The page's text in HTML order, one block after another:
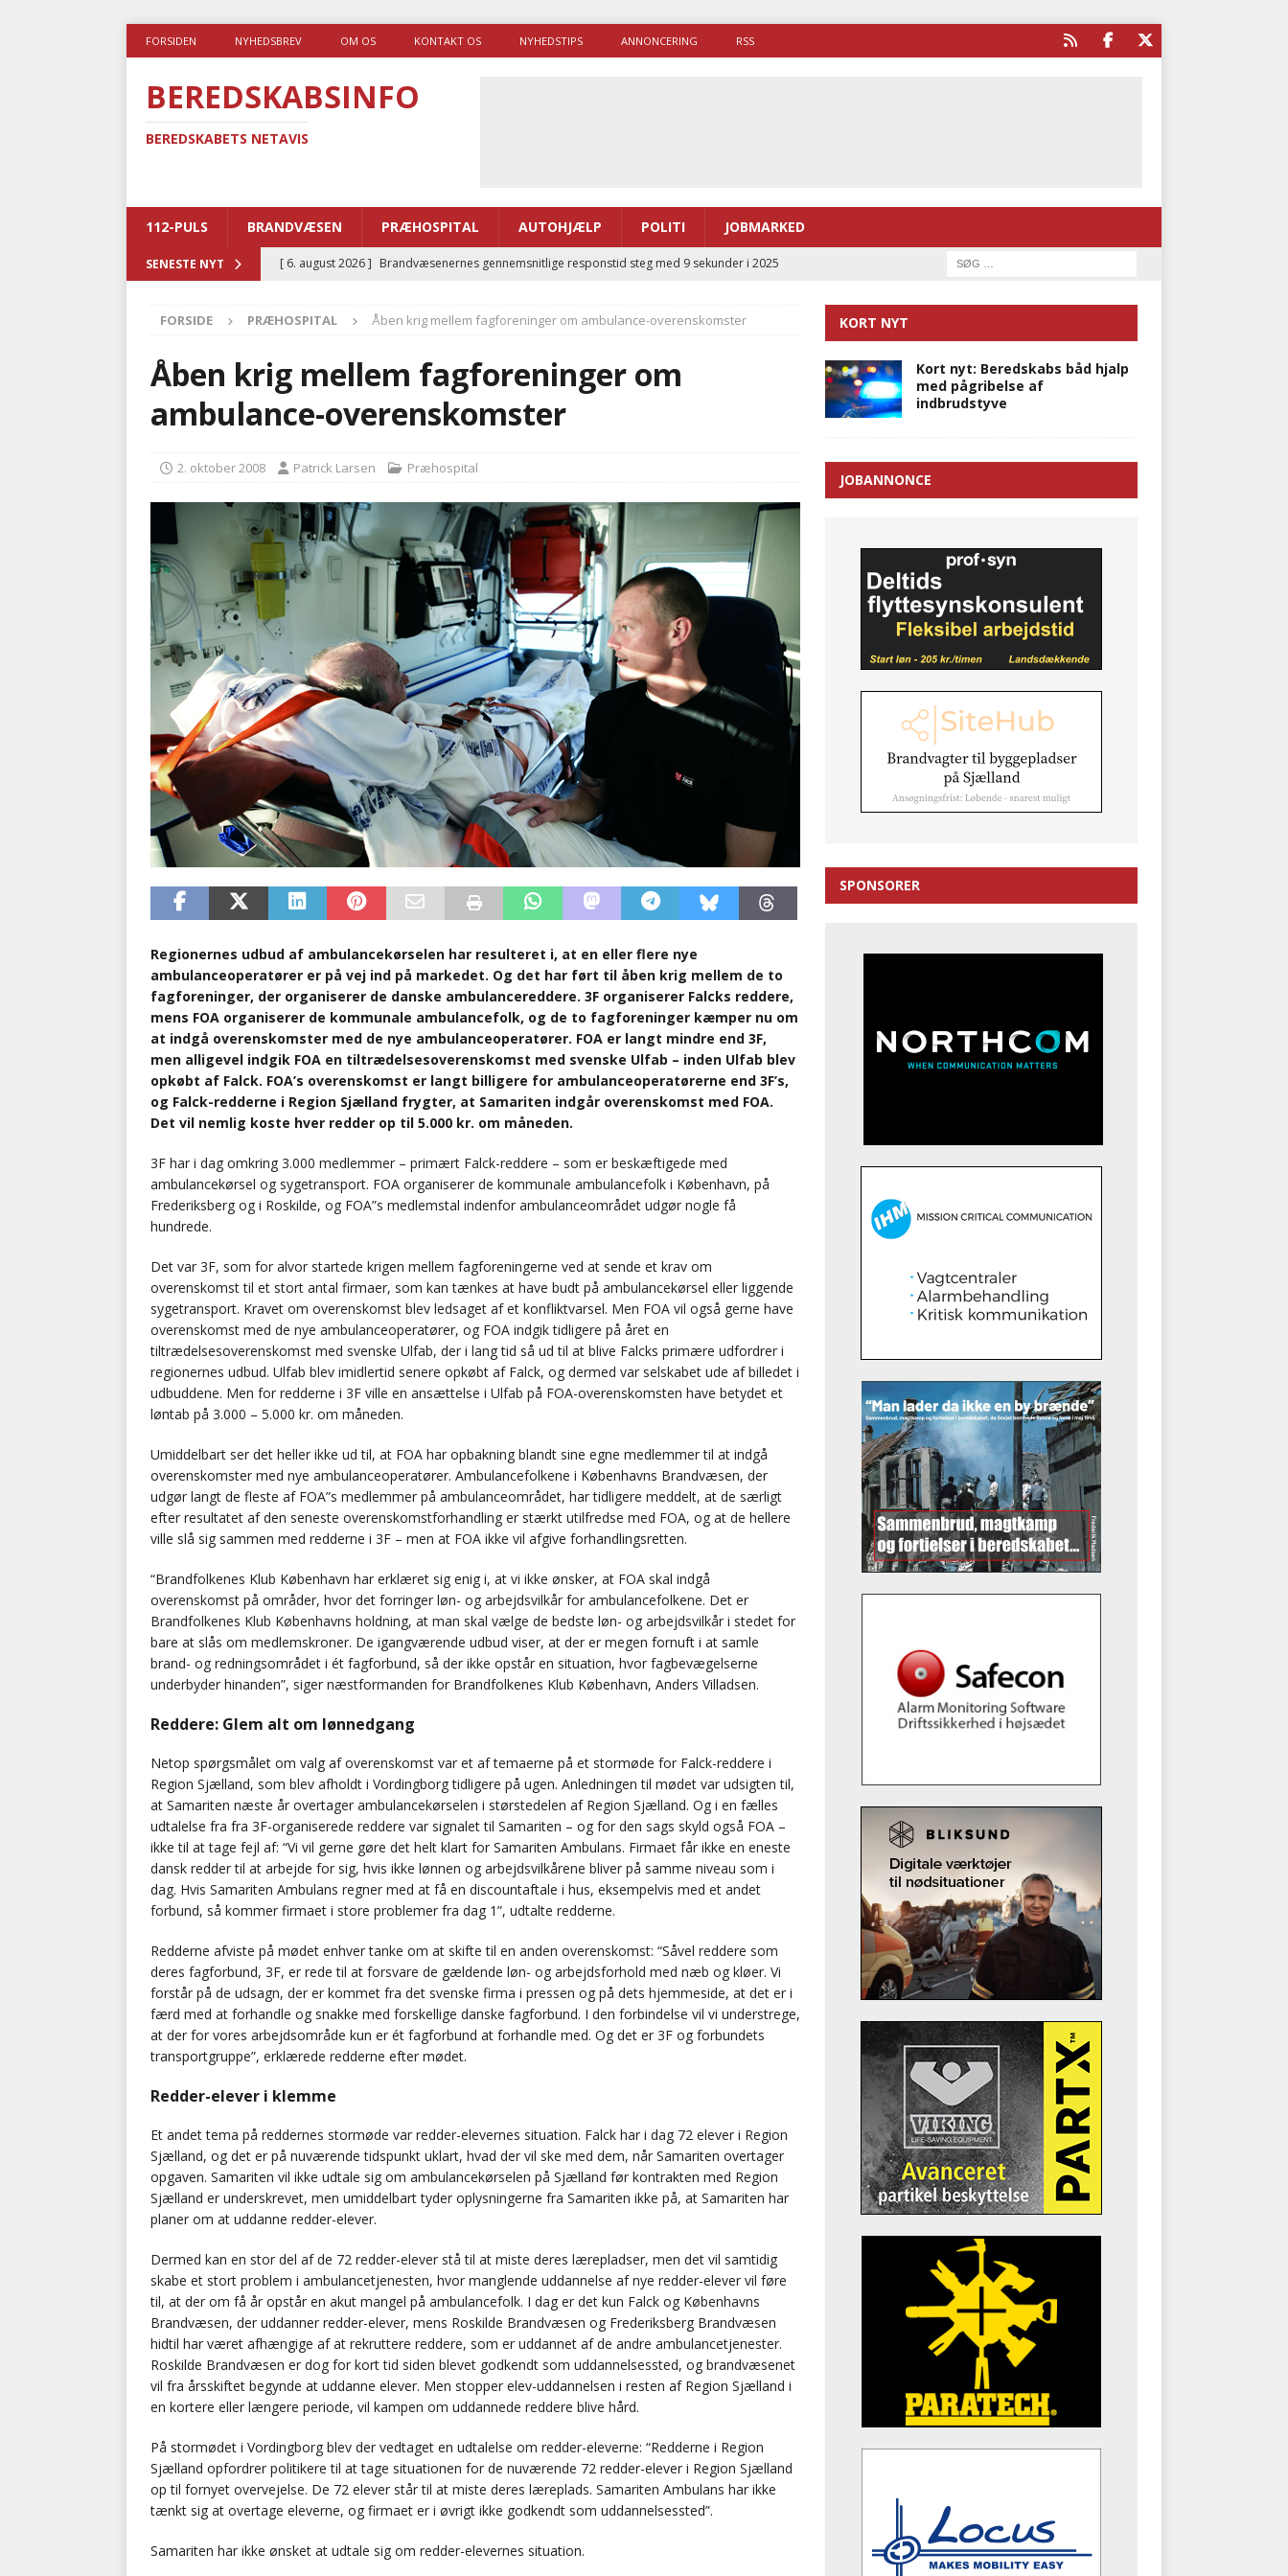
FORSIDEN NYHEDSBREV OM OS KONTAKT OS NYHEDSTIPS ANNONCERING RSS
BEREDSKABSINFO
BEREDSKABETS NETAVIS
112-PULS BRANDVÆSEN PRÆHOSPITAL AUTOHJÆLP POLITI JOBMARKED
SENESTE NYT [ 6. august 2026 ] Brandvæsenernes gennemsnitlige responstid steg med 9 sekunder i 2025
[ 5. august 2026 ] Advarer: Udløb af sygetransporttilladelser kan sende 400.000 kørsler over
i det offentlige
PRÆHOSPITAL
[ 5. august 2026 ]
Ny ambulance og el-sygetransportvogn til Samsø
[ 4. august 2026 ] Brandvæsenerne brugte lidt længere tid på at komme af sted i 2025
BRANDVÆSEN
nødsporet
FORSIDE PRÆHOSPITAL Åben krig mellem fagforeninger om ambulance-overenskomster
Åben krig mellem fagforeninger om
ambulance-overenskomster
2. oktober 2008 Patrick Larsen Præhospital
Regionernes udbud af ambulancekørselen har resulteret i, at en eller flere nye
ambulanceoperatører er på vej ind på markedet. Og det har ført til åben krig mellem de to
fagforeninger, der organiserer de danske ambulancereddere. 3F organiserer Falcks reddere,
mens FOA organiserer de kommunale ambulancefolk, og de to fagforeninger kæmper nu om
at indgå overenskomster med de nye ambulanceoperatører. FOA er langt mindre end 3F,
men alligevel indgik FOA en tiltrædelsesoverenskomst med svenske Ulfab – inden Ulfab blev
opkøbt af Falck. FOA’s overenskomst er langt billigere for ambulanceoperatørerne end 3F’s,
og Falck-redderne i Region Sjælland frygter, at Samariten indgår overenskomst med FOA.
Det vil nemlig koste hver redder op til 5.000 kr. om måneden.
3F har i dag omkring 3.000 medlemmer – primært Falck-reddere – som er beskæftigede med
ambulancekørsel og sygetransport. FOA organiserer de kommunale ambulancefolk i København, på
Frederiksberg og i Roskilde, og FOA”s medlemstal indenfor ambulanceområdet udgør nogle få
hundrede.
Det var 3F, som for alvor startede krigen mellem fagforeningerne ved at sende et krav om
overenskomst til et stort antal firmaer, som kan tænkes at have budt på ambulancekørsel eller liggende
sygetransport. Kravet om overenskomst blev ledsaget af et konfliktvarsel. Men FOA vil også gerne have
overenskomst med de nye ambulanceoperatører, og FOA indgik tidligere på året en
tiltrædelsesoverenskomst med svenske Ulfab, der i lang tid så ud til at blive Falcks primære udfordrer i
regionernes udbud. Ulfab blev imidlertid senere opkøbt af Falck, og dermed var selskabet ude af billedet i
udbuddene. Men for redderne i 3F ville en ansættelse i Ulfab på FOA-overenskomsten have betydet et
løntab på 3.000 – 5.000 kr. om måneden.
Umiddelbart ser det heller ikke ud til, at FOA har opbakning blandt sine egne medlemmer til at indgå
overenskomster med nye ambulanceoperatører. Ambulancefolkene i Københavns Brandvæsen, der
udgør langt de fleste af FOA”s medlemmer på ambulanceområdet, har tidligere meddelt, at de særligt
efter resultatet af den seneste overenskomstforhandling er stærkt utilfredse med FOA, og at de hellere
ville slå sig sammen med redderne i 3F – men at FOA ikke vil afgive forhandlingsretten.
“Brandfolkenes Klub København har erklæret sig enig i, at vi ikke ønsker, at FOA skal indgå
overenskomst på områder, hvor det forringer løn- og arbejdsvilkår for ambulancefolkene. Det er
Brandfolkenes Klub Københavns holdning, at man skal vælge de bedste løn- og arbejdsvilkår i stedet for
bare at slås om medlemskroner. De igangværende udbud viser, at der er megen fornuft i at samle
brand- og redningsområdet i ét fagforbund, så der ikke opstår en situation, hvor fagbevægelserne
underbyder hinanden”, siger næstformanden for Brandfolkenes Klub København, Anders Villadsen.
Reddere: Glem alt om lønnedgang
Netop spørgsmålet om valg af overenskomst var et af temaerne på et stormøde for Falck-reddere i
Region Sjælland, som blev afholdt i Vordingborg tidligere på ugen. Anledningen til mødet var udsigten til,
at Samariten næste år overtager ambulancekørselen i størstedelen af Region Sjælland. Og i en fælles
udtalelse fra fra 3F-organiserede reddere var signalet til Samariten – og for den sags skyld også FOA –
ikke til at tage fejl af: “Vi vil gerne gøre det helt klart for Samariten Ambulans. Firmaet får ikke en eneste
dansk redder til at arbejde for sig, hvis ikke lønnen og arbejdsvilkårene bliver på samme niveau som i
dag. Hvis Samariten Ambulans regner med at få en discountaftale i hus, eksempelvis med et andet
forbund, så kommer firmaet i store problemer fra dag 1”, udtalte redderne.
Redderne afviste på mødet enhver tanke om at skifte til en anden overenskomst: “Såvel reddere som
deres fagforbund, 3F, er rede til at forsvare de gældende løn- og arbejdsforhold med næb og kløer. Vi
forstår på de udsagn, der er kommet fra det svenske firma i pressen og på dets hjemmeside, at det er i
færd med at forhandle og snakke med forskellige danske fagforbund. I den forbindelse vil vi understrege,
at der for vores arbejdsområde kun er ét fagforbund at forhandle med. Og det er 3F og forbundets
transportgruppe”, erklærede redderne efter mødet.
Redder-elever i klemme
Et andet tema på reddernes stormøde var redder-elevernes situation. Falck har i dag 72 elever i Region
Sjælland, og det er på nuværende tidspunkt uklart, hvad der vil ske med dem, når Samariten overtager
opgaven. Samariten vil ikke udtale sig om ambulancekørselen på Sjælland før kontrakten med Region
Sjælland er underskrevet, men umiddelbart tyder oplysningerne fra Samariten ikke på, at Samariten har
planer om at uddanne redder-elever.
Dermed kan en stor del af de 72 redder-elever stå til at miste deres lærepladser, men det vil samtidig
skabe et stort problem i ambulancetjenesten, hvor manglende uddannelse af nye redder-elever vil føre
til, at der om få år opstår en akut mangel på ambulancefolk. I dag er det kun Falck og Københavns
Brandvæsen, der uddanner redder-elever, mens Roskilde Brandvæsen og Frederiksberg Brandvæsen
hidtil har været afhængige af at rekruttere reddere, som er uddannet af de andre ambulancetjenester.
Roskilde Brandvæsen er dog for kort tid siden blevet godkendt som uddannelsessted, og brandvæsenet
vil fra årsskiftet begynde at uddanne elever. Men stopper elev-uddannelsen i resten af Region Sjælland i
en kortere eller længere periode, vil kampen om uddannede reddere blive hård.
På stormødet i Vordingborg blev der vedtaget en udtalelse om redder-eleverne: “Redderne i Region
Sjælland opfordrer politikere til at tage situationen for de nuværende 72 redder-elever i Region Sjælland
op til fornyet overvejelse. De 72 elever står til at miste deres læreplads. Samariten Ambulans har ikke
tænkt sig at overtage eleverne, og firmaet er i øvrigt ikke godkendt som uddannelsessted”.
Samariten har ikke ønsket at udtale sig om redder-elevernes situation.
KORT NYT
Kort nyt: Beredskabs båd hjalp
med pågribelse af
indbrudstyve
JOBANNONCE
SPONSORER